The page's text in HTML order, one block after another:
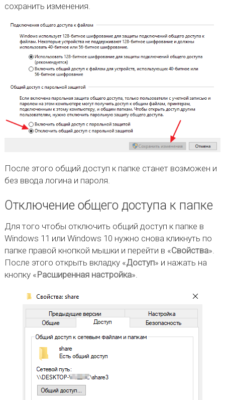
сохранить изменения.
После этого общий доступ к папке станет возможен и
без ввода логина и пароля.
Отключение общего доступа к папке
Для того чтобы отключить общий доступ к папке в
Windows 11 или Windows 10 нужно снова кликнуть по
папке правой кнопкой мышки и перейти в «Свойства».
После этого открыть вкладку «Доступ» и нажать на
кнопку «Расширенная настройка».